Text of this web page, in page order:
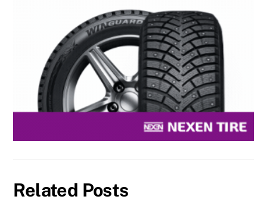
Related Posts